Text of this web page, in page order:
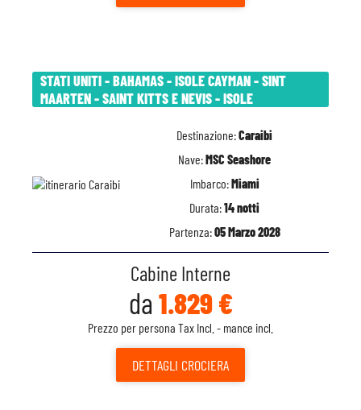
STATI UNITI - BAHAMAS - ISOLE CAYMAN - SINT
MAARTEN - SAINT KITTS E NEVIS - ISOLE
Destinazione:Caraibi
Nave:MSC Seashore
Imbarco:Miami
Durata:14 notti
Partenza:05 Marzo 2028
Cabine Interne
da 1.829 €
Prezzo per persona Tax Incl. - mance incl.
DETTAGLI CROCIERA